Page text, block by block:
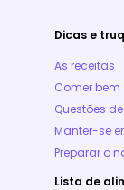
Dicas e
As receitas
Comer bem
Questões
Manter-se
Preparar o
Lista de